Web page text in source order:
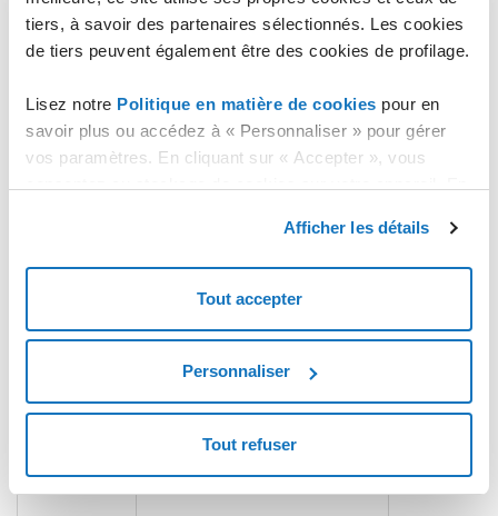
tiers, à savoir des partenaires sélectionnés. Les cookies
de tiers peuvent également être des cookies de profilage.
Lisez notre Politique en matière de cookies pour en
savoir plus ou accédez à « Personnaliser » pour gérer
vos paramètres. En cliquant sur « Accepter », vous
stockage des cookies nécessaires.
Afficher les détails
Tout accepter
Personnaliser
Tout refuser
Gate service
Private
gate01.dc1.private.cloud.it sha256
gate02.dc1.private.cloud.it sha256
gate03.dc1.private.cloud.it sha256
gate05.dc1.private.cloud.it
Private
console01.dc1.private.cloud.it